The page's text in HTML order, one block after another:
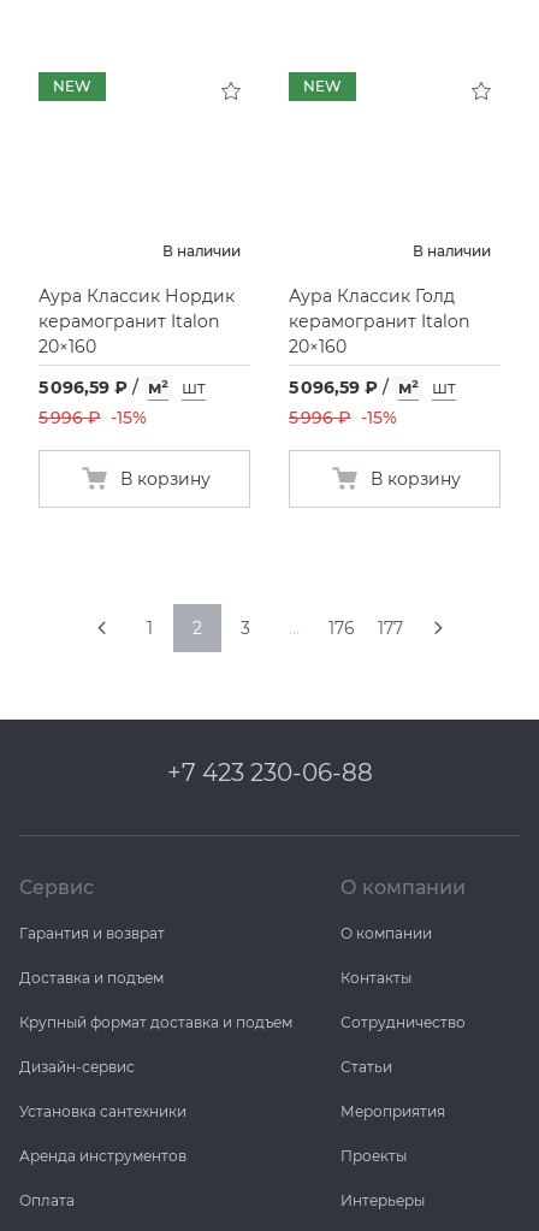
NEW
В наличии
Аура Классик Нордик
керамогранит Italon
20×160
5 096,59 ₽ / м²
шт
5 996 ₽ -15%
В корзину
NEW
В наличии
Аура Классик Голд
керамогранит Italon
20×160
5 096,59 ₽ / м²
шт
5 996 ₽ -15%
В корзину
1 2 3 … 176 177
+7 423 230-06-88
Сервис
Гарантия и возврат
Доставка и подъем
Крупный формат доставка и подъем
Дизайн-сервис
Установка сантехники
Аренда инструментов
Оплата
О компании
О компании
Контакты
Сотрудничество
Статьи
Мероприятия
Проекты
Интерьеры